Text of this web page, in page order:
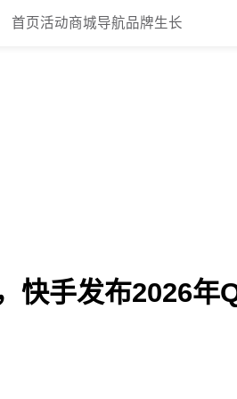
首页 活动商城导航品牌生长
快手发布2026年